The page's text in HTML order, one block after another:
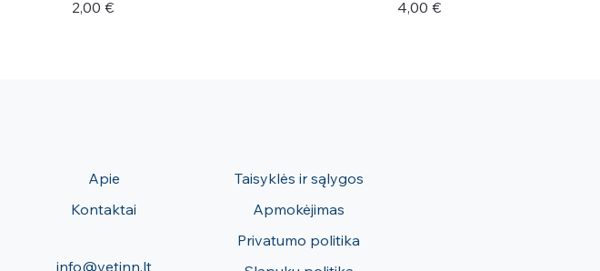
Kaina
2,00 €
Kaina
4,00 €
Apie
Kontaktai
info@vetinn.lt
Taisyklės ir sąlygos
Apmokėjimas
Privatumo politika